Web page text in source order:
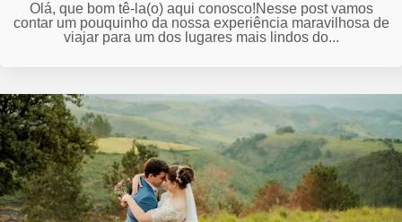
Olá, que bom tê-la(o) aqui conosco!Nesse post vamos
contar um pouquinho da nossa experiência maravilhosa de
viajar para um dos lugares mais lindos do...